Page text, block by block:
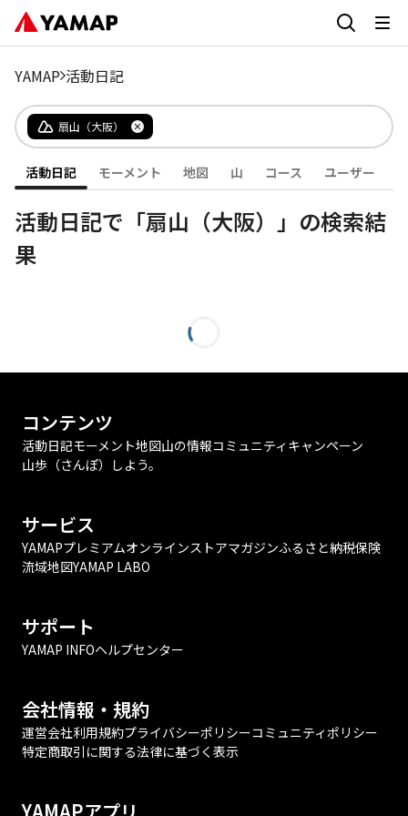
YAMAP 活動日記
扇山（大阪）
活動日記 モーメント 地図 山 コース ユーザー
活動日記で「扇山（大阪）」の検索結
果
コンテンツ
活動日記モーメント地図山の情報コミュニティ キャンペーン
山歩（さんぽ）しよう。
サービス
YAMAPプレミアムオンラインストアマガジンふるさと納税保険
流域地図YAMAP LABO
サポート
YAMAP INFOヘルプセンター
会社情報・規約
運営会社利用規約プライバシーポリシーコミュニティポリシー
特定商取引に関する法律に基づく表示